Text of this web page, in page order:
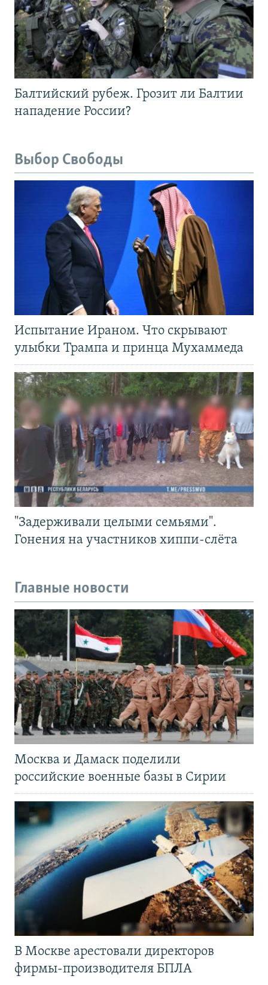
Балтийский рубеж. Грозит ли Балтии
нападение России?
Выбор Свободы
Испытание Ираном. Что скрывают
улыбки Трампа и принца Мухаммеда
"Задерживали целыми семьями".
Гонения на участников хиппи-слёта
Главные новости
Москва и Дамаск поделили
российские военные базы в Сирии
В Москве арестовали директоров
фирмы-производителя БПЛА